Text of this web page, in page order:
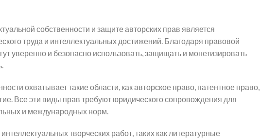
собственности и защите авторских прав является
труда и интеллектуальных достижений. Благодаря правовой
уверенно и безопасно использовать, защищать и монетизировать
охватывает такие области, как авторское право, патентное право,
Все эти виды прав требуют юридического сопровождения для
и международных норм.
творческих работ, таких как литературные